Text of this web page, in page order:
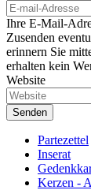
Ihre E-Mail-
Zusenden
erinnern Sie
erhalten kein
Website
Partezettel
Inserat
Kerzen -